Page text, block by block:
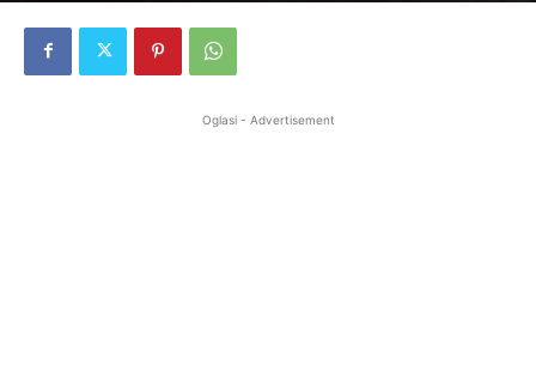
Oglasi - Advertisement